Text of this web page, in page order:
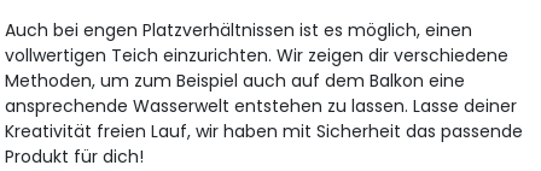
Auch bei engen Platzverhältnissen ist es möglich, einen
vollwertigen Teich einzurichten. Wir zeigen dir verschiedene
Methoden, um zum Beispiel auch auf dem Balkon eine
ansprechende Wasserwelt entstehen zu lassen. Lasse deiner
Kreativität freien Lauf, wir haben mit Sicherheit das passende
Produkt für dich!